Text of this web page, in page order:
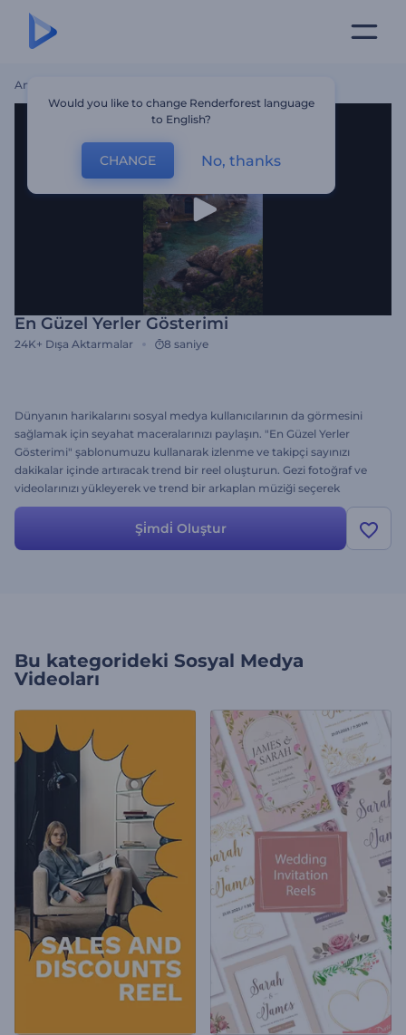
Ana Sayfa
En Güzel Yerler Gösterimi
24K+ Dışa Aktarmalar 8 saniye
Dünyanın harikalarını sosyal medya kullanıcılarının da görmesini
sağlamak için seyahat maceralarınızı paylaşın. "En Güzel Yerler
Gösterimi" şablonumuzu kullanarak izlenme ve takipçi sayınızı
dakikalar içinde artıracak trend bir reel oluşturun. Gezi fotoğraf ve
videolarınızı yükleyerek ve trend bir arkaplan müziği seçerek
kolayca özelleştirin. Hemen deneyin, dakikalar içinde kaliteli reels
Şi̇mdi̇ Oluştur
Bu kategorideki Sosyal Medya
Videoları
Would you like to change Renderforest language
to English?
CHANGE No, thanks